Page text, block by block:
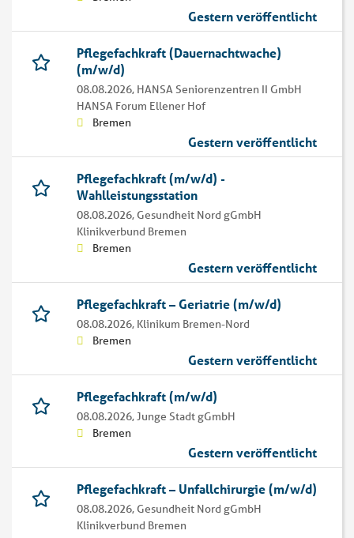
Gestern veröffentlicht
Pflegefachkraft (Dauernachtwache)
(m/w/d)
08.08.2026, HANSA Seniorenzentren II GmbH
HANSA Forum Ellener Hof
Bremen
Gestern veröffentlicht
Pflegefachkraft (m/w/d) -
Wahlleistungsstation
08.08.2026, Gesundheit Nord gGmbH
Klinikverbund Bremen
Bremen
Gestern veröffentlicht
Pflegefachkraft – Geriatrie (m/w/d)
08.08.2026, Klinikum Bremen-Nord
Bremen
Gestern veröffentlicht
Pflegefachkraft (m/w/d)
08.08.2026,Junge Stadt gGmbH
Bremen
Gestern veröffentlicht
Pflegefachkraft – Unfallchirurgie (m/w/d)
08.08.2026, Gesundheit Nord gGmbH
Klinikverbund Bremen